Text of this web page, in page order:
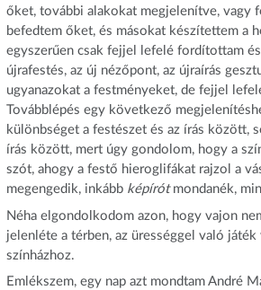
őket, további alakokat megjelenítve, vagy
befedtem őket, és másokat készítettem a
egyszerűen csak fejjel lefelé fordítottam
újrafestés, az új nézőpont, az újraírás
ugyanazokat a festményeket, de fejjel
Továbblépés egy következő
különbséget a festészet és az írás között,
írás között, mert úgy gondolom, hogy a
szót, ahogy a festő hieroglifákat rajzol a
megengedik, inkább képírótmondanék,
Néha elgondolkodom azon, hogy vajon
jelenléte a térben, az ürességgel való
színházhoz.
Emlékszem, egy nap azt mondtam André